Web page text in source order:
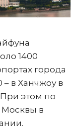
1400
города
в Ханчжоу в
этом по
Москвы в